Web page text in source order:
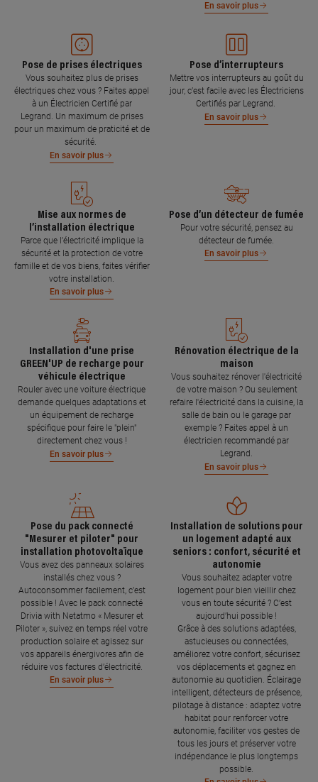
En savoir plus
Pose de prises électriques
Vous souhaitez plus de prises
électriques chez vous ? Faites appel
à un Électricien Certifié par
Legrand. Un maximum de prises
pour un maximum de praticité et de
sécurité.
En savoir plus
Pose d’interrupteurs
Mettre vos interrupteurs au goût du
jour, c’est facile avec les Électriciens
Certifiés par Legrand.
En savoir plus
Mise aux normes de
l’installation électrique
Parce que l’électricité implique la
sécurité et la protection de votre
famille et de vos biens, faites vérifier
votre installation.
En savoir plus
Pose d’un détecteur de fumée
Pour votre sécurité, pensez au
détecteur de fumée.
En savoir plus
Installation d'une prise
GREEN'UP de recharge pour
véhicule électrique
Rouler avec une voiture électrique
demande quelques adaptations et
un équipement de recharge
spécifique pour faire le "plein"
directement chez vous !
En savoir plus
Rénovation électrique de la
maison
Vous souhaitez rénover l'électricité
de votre maison ? Ou seulement
refaire l'électricité dans la cuisine, la
salle de bain ou le garage par
exemple ? Faites appel à un
électricien recommandé par
Legrand.
En savoir plus
Pose du pack connecté
"Mesurer et piloter" pour
installation photovoltaïque
Vous avez des panneaux solaires
installés chez vous ?
Autoconsommer facilement, c’est
possible ! Avec le pack connecté
Drivia with Netatmo « Mesurer et
Piloter », suivez en temps réel votre
production solaire et agissez sur
vos appareils énergivores afin de
réduire vos factures d’électricité.
En savoir plus
Installation de solutions pour
un logement adapté aux
seniors : confort, sécurité et
autonomie
Vous souhaitez adapter votre
logement pour bien vieillir chez
vous en toute sécurité ? C’est
aujourd’hui possible !
Grâce à des solutions adaptées,
astucieuses ou connectées,
améliorez votre confort, sécurisez
vos déplacements et gagnez en
autonomie au quotidien. Éclairage
intelligent, détecteurs de présence,
pilotage à distance : adaptez votre
habitat pour renforcer votre
autonomie, faciliter vos gestes de
tous les jours et préserver votre
indépendance le plus longtemps
possible.